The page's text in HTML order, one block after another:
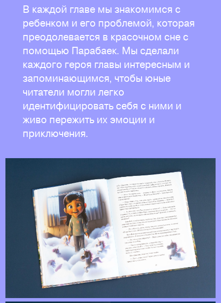
В каждой главе мы знакомимся с
ребенком и его проблемой, которая
преодолевается в красочном сне с
помощью Парабаек. Мы сделали
каждого героя главы интересным и
запоминающимся, чтобы юные
читатели могли легко
идентифицировать себя с ними и
живо пережить их эмоции и
приключения.